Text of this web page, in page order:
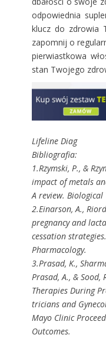
odpowiednia
klucz do zdrowia
zapomnij o
pierwiastkowa
stan Twojego
Lifeline Diag
Bibliografia:
1.Rzymski, P., &
impact of metals
A review. Biological
2.Einarson, A.,
pregnancy and
cessation
Pharmacology.
3.Prasad, K.,
Prasad, A., &
Therapies During
tricians and
Mayo Clinic
Outcomes.